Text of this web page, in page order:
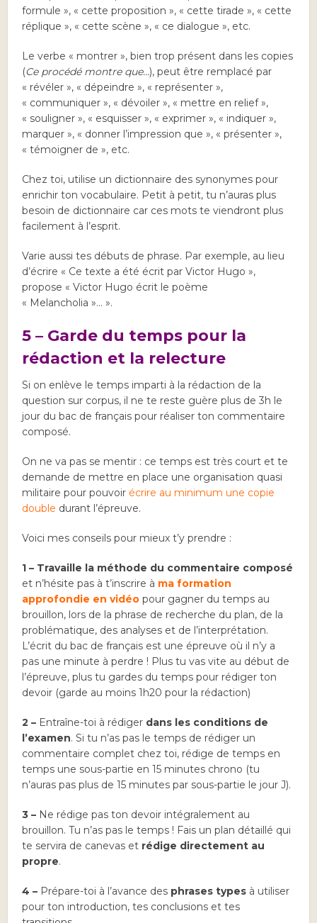
formule », « cette proposition », « cette tirade », « cette
réplique », « cette scène », « ce dialogue », etc.
Le verbe « montrer », bien trop présent dans les copies
(Ce procédé montre que…), peut être remplacé par
« révéler », « dépeindre », « représenter »,
« communiquer », « dévoiler », « mettre en relief »,
« souligner », « esquisser », « exprimer », « indiquer »,
marquer », « donner l’impression que », « présenter »,
« témoigner de », etc.
Chez toi, utilise un dictionnaire des synonymes pour
enrichir ton vocabulaire. Petit à petit, tu n’auras plus
besoin de dictionnaire car ces mots te viendront plus
facilement à l’esprit.
Varie aussi tes débuts de phrase. Par exemple, au lieu
d’écrire « Ce texte a été écrit par Victor Hugo »,
propose « Victor Hugo écrit le poème
« Melancholia »… ».
5 – Garde du temps pour la
rédaction et la relecture
Si on enlève le temps imparti à la rédaction de la
question sur corpus, il ne te reste guère plus de 3h le
jour du bac de français pour réaliser ton commentaire
composé.
On ne va pas se mentir : ce temps est très court et te
demande de mettre en place une organisation quasi
militaire pour pouvoir écrire au minimum une copie
double durant l’épreuve.
Voici mes conseils pour mieux t’y prendre :
1 – Travaille la méthode du commentaire composé
et n’hésite pas à t’inscrire à ma formation
approfondie en vidéo pour gagner du temps au
brouillon, lors de la phrase de recherche du plan, de la
problématique, des analyses et de l’interprétation.
L’écrit du bac de français est une épreuve où il n’y a
pas une minute à perdre ! Plus tu vas vite au début de
l’épreuve, plus tu gardes du temps pour rédiger ton
devoir (garde au moins 1h20 pour la rédaction)
2 – Entraîne-toi à rédiger dans les conditions de
l’examen. Si tu n’as pas le temps de rédiger un
commentaire complet chez toi, rédige de temps en
temps une sous-partie en 15 minutes chrono (tu
n’auras pas plus de 15 minutes par sous-partie le jour J).
3 – Ne rédige pas ton devoir intégralement au
brouillon. Tu n’as pas le temps ! Fais un plan détaillé qui
te servira de canevas et rédige directement au
propre.
4 – Prépare-toi à l’avance des phrases types à utiliser
pour ton introduction, tes conclusions et tes